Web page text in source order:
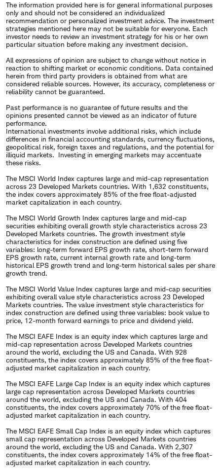
The information provided here is for general informational purposes
only and should not be considered an individualized
recommendation or personalized investment advice. The investment
strategies mentioned here may not be suitable for everyone. Each
investor needs to review an investment strategy for his or her own
particular situation before making any investment decision.
All expressions of opinion are subject to change without notice in
reaction to shifting market or economic conditions. Data contained
herein from third party providers is obtained from what are
considered reliable sources. However, its accuracy, completeness or
reliability cannot be guaranteed.
Past performance is no guarantee of future results and the
opinions presented cannot be viewed as an indicator of future
performance.
International investments involve additional risks, which include
differences in financial accounting standards, currency fluctuations,
geopolitical risk, foreign taxes and regulations, and the potential for
illiquid markets. Investing in emerging markets may accentuate
these risks.
The MSCI World Index captures large and mid-cap representation
across 23 Developed Markets countries. With 1,632 constituents,
the index covers approximately 85% of the free float-adjusted
market capitalization in each country.
The MSCI World Growth Index captures large and mid-cap
securities exhibiting overall growth style characteristics across 23
Developed Markets countries. The growth investment style
characteristics for index construction are defined using five
variables: long-term forward EPS growth rate, short-term forward
EPS growth rate, current internal growth rate and long-term
historical EPS growth trend and long-term historical sales per share
growth trend.
The MSCI World Value Index captures large and mid-cap securities
exhibiting overall value style characteristics across 23 Developed
Markets countries. The value investment style characteristics for
index construction are defined using three variables: book value to
price, 12-month forward earnings to price and dividend yield.
The MSCI EAFE Index is an equity index which captures large and
mid-cap representation across Developed Markets countries
around the world, excluding the US and Canada. With 928
constituents, the index covers approximately 85% of the free float-
adjusted market capitalization in each country.
The MSCI EAFE Large Cap Index is an equity index which captures
large cap representation across Developed Markets countries
around the world, excluding the US and Canada. With 404
constituents, the index covers approximately 70% of the free float-
adjusted market capitalization in each country.
The MSCI EAFE Small Cap Index is an equity index which captures
small cap representation across Developed Markets countries
around the world, excluding the US and Canada. With 2,307
constituents, the index covers approximately 14% of the free float-
adjusted market capitalization in each country.